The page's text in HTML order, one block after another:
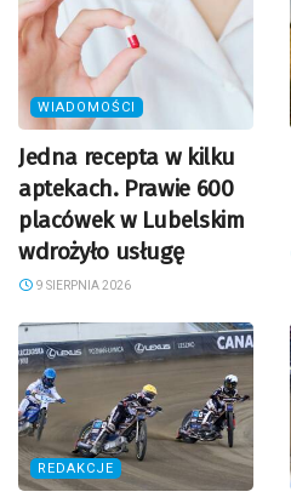
WIADOMOŚCI
Jedna recepta w kilku
aptekach. Prawie 600
placówek w Lubelskim
wdrożyło usługę
9 SIERPNIA 2026
REDAKCJE